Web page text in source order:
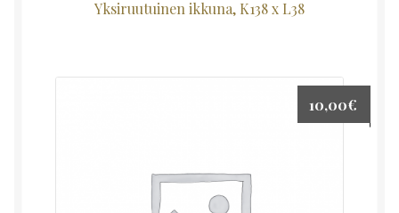
Yksiruutuinen ikkuna, K138 x L38
10,00€